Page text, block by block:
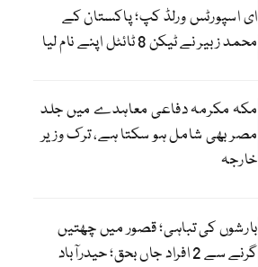
ای اسپورٹس ورلڈ کپ؛ پاکستان کے
محمد زبیر نے ٹیکن 8 ٹائٹل اپنے نام لیا
مکہ مکرمہ دفاعی معاہدے میں جلد
مصر بھی شامل ہو سکتا ہے، ترک وزیر
خارجہ
بارشوں کی تباہی؛ قصور میں چھتیں
گرنے سے 2 افراد جاں بحق؛ حیدرآباد